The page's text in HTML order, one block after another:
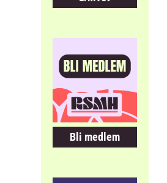
Bli medlem